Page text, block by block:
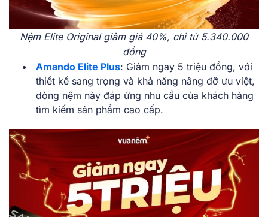
Nệm Elite Original giảm giá 40%, chỉ từ 5.340.000
đồng
Amando Elite Plus: Giảm ngay 5 triệu đồng, với
thiết kế sang trọng và khả năng nâng đỡ ưu việt,
dòng nệm này đáp ứng nhu cầu của khách hàng
tìm kiếm sản phẩm cao cấp.